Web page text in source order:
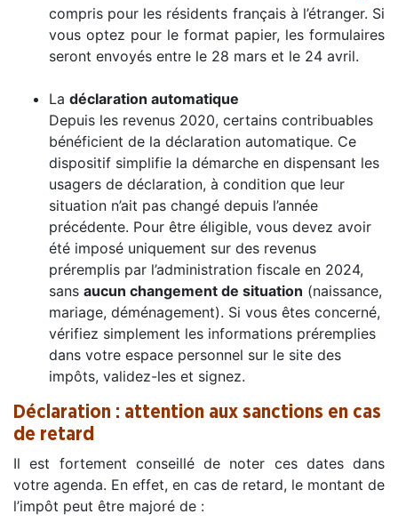
compris pour les résidents français à l’étranger. Si
vous optez pour le format papier, les formulaires
seront envoyés entre le 28 mars et le 24 avril.
La déclaration automatique
Depuis les revenus 2020, certains contribuables
bénéficient de la déclaration automatique. Ce
dispositif simplifie la démarche en dispensant les
usagers de déclaration, à condition que leur
situation n’ait pas changé depuis l’année
précédente. Pour être éligible, vous devez avoir
été imposé uniquement sur des revenus
préremplis par l’administration fiscale en 2024,
sans aucun changement de situation (naissance,
mariage, déménagement). Si vous êtes concerné,
vérifiez simplement les informations préremplies
dans votre espace personnel sur le site des
impôts, validez-les et signez.
Déclaration : attention aux sanctions en cas
de retard
Il est fortement conseillé de noter ces dates dans
votre agenda. En effet, en cas de retard, le montant de
l’impôt peut être majoré de :